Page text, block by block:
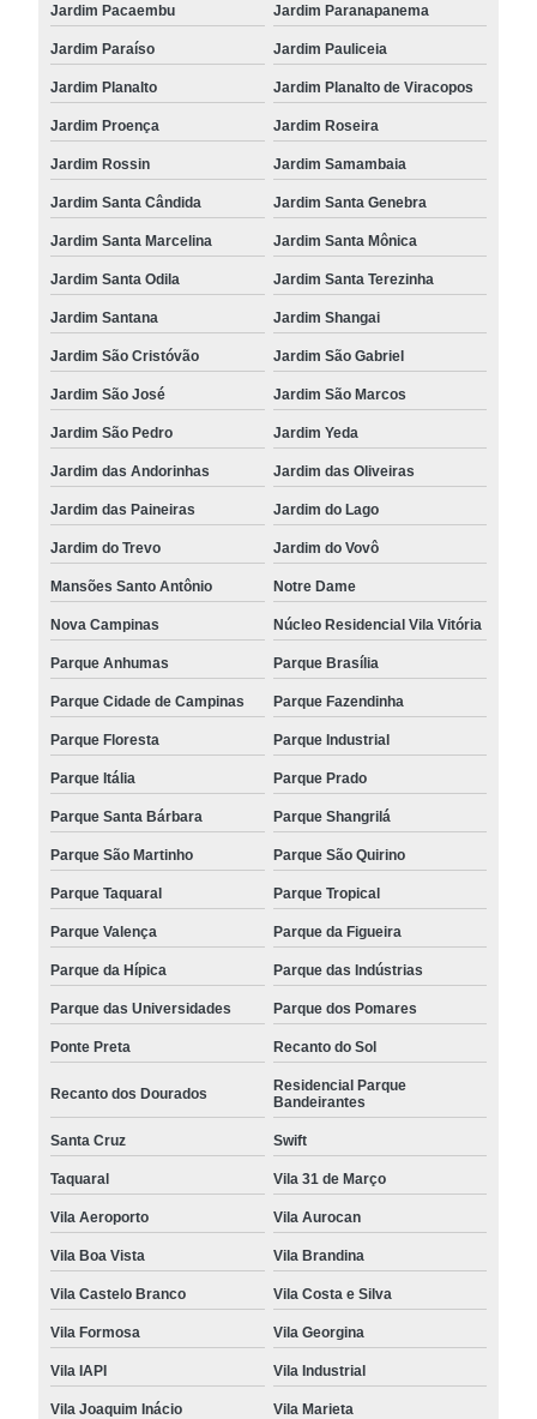
Jardim Pacaembu Jardim Paranapanema
Jardim Paraíso Jardim Pauliceia
Jardim Planalto Jardim Planalto de Viracopos
Jardim Proença Jardim Roseira
Jardim Rossin Jardim Samambaia
Jardim Santa Cândida Jardim Santa Genebra
Jardim Santa Marcelina Jardim Santa Mônica
Jardim Santa Odila Jardim Santa Terezinha
Jardim Santana Jardim Shangai
Jardim São Cristóvão Jardim São Gabriel
Jardim São José Jardim São Marcos
Jardim São Pedro Jardim Yeda
Jardim das Andorinhas Jardim das Oliveiras
Jardim das Paineiras Jardim do Lago
Jardim do Trevo Jardim do Vovô
Mansões Santo Antônio Notre Dame
Nova Campinas Núcleo Residencial Vila Vitória
Parque Anhumas Parque Brasília
Parque Cidade de Campinas Parque Fazendinha
Parque Floresta Parque Industrial
Parque Itália Parque Prado
Parque Santa Bárbara Parque Shangrilá
Parque São Martinho Parque São Quirino
Parque Taquaral Parque Tropical
Parque Valença Parque da Figueira
Parque da Hípica Parque das Indústrias
Parque das Universidades Parque dos Pomares
Ponte Preta Recanto do Sol
Recanto dos Dourados
Residencial Parque
Bandeirantes
Santa Cruz Swift
Taquaral Vila 31 de Março
Vila Aeroporto Vila Aurocan
Vila Boa Vista Vila Brandina
Vila Castelo Branco Vila Costa e Silva
Vila Formosa Vila Georgina
Vila IAPI Vila Industrial
Vila Joaquim Inácio Vila Marieta